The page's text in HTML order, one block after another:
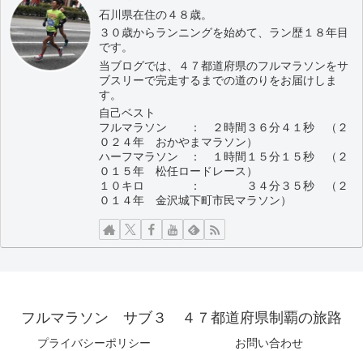
石川県在住の４８歳。
３０歳からランニングを始めて、ラン歴１８年目
です。
当ブログでは、４７都道府県のフルマラソンをサ
ブスリーで完走するまでの道のりをお届けしま
す。
自己ベスト
フルマラソン ： ２時間３６分４１秒 （２
０２４年 おかやまマラソン）
ハーフマラソン ： １時間１５分１５秒 （２
０１５年 松任ロードレース）
１０キロ ： ３４分３５秒 （２
０１４年 金沢城下町市民マラソン）
フルマラソン サブ３ ４７都道府県制覇の旅路
プライバシーポリシー お問い合わせ